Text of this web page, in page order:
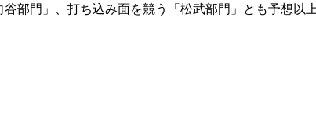
部門」、打ち込み面を競う「松武部門」とも予想